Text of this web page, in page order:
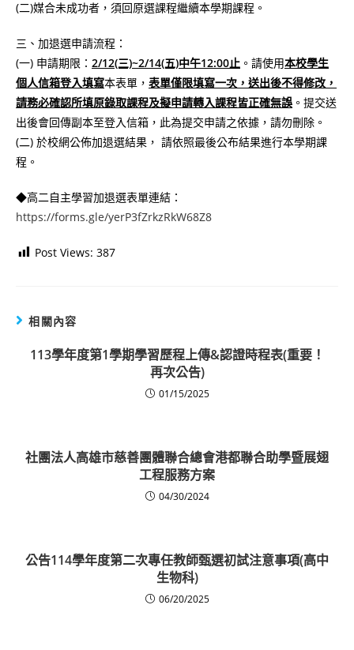
(二)媒合未成功者，須回原選課程繼續本學期課程。
三、加退選申請流程：
(一) 申請期限： 2/12(三)~2/14(五)中午12:00止 。請使用本校學生
個人信箱登入填寫本表單， 表單僅限填寫一次，送出後不得修改，
請務必確認所填原錄取課程及擬申請轉入課程皆正確無誤 。提交送
出後會回傳副本至登入信箱，此為提交申請之依據，請勿刪除。
(二) 於校網公佈加退選結果， 請依照最後公布結果進行本學期課
程。
◆高二自主學習加退選表單連結：
https://forms.gle/yerP3fZrkzRkW68Z8
Post Views: 387
相關內容
113學年度第1學期學習歷程上傳&認證時程表(重要！
再次公告)
01/15/2025
社團法人高雄市慈善團體聯合總會港都聯合助學暨展翅
工程服務方案
04/30/2024
公告114學年度第二次專任教師甄選初試注意事項(高中
生物科)
06/20/2025